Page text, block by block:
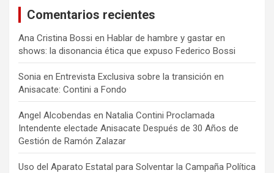
Comentarios recientes
Ana Cristina Bossi en Hablar de hambre y gastar en
shows: la disonancia ética que expuso Federico Bossi
Sonia en Entrevista Exclusiva sobre la transición en
Anisacate: Contini a Fondo
Angel Alcobendas en Natalia Contini Proclamada
Intendente electade Anisacate Después de 30 Años de
Gestión de Ramón Zalazar
Uso del Aparato Estatal para Solventar la Campaña Política